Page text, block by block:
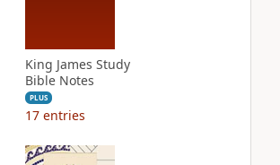
King James Study
Bible Notes
PLUS
17 entries